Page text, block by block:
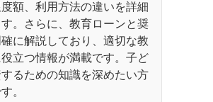
額、利用方法の違いを詳細
。さらに、教育ローンと奨
に解説しており、適切な教
立つ情報が満載です。子ど
るための知識を深めたい方
。